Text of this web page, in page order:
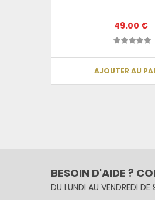
49.00 €
AJOUTER AU
BESOIN D'AIDE ?
DU LUNDI AU VENDREDI DE